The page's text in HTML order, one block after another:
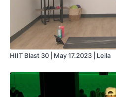
HIIT Blast 30 | May 17.2023 | Leila